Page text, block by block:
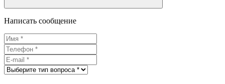
Написать сообщение